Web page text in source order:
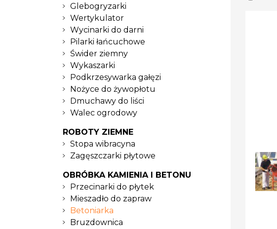
Glebogryzarki
Wertykulator
Wycinarki do darni
Pilarki łańcuchowe
Świder ziemny
Wykaszarki
Podkrzesywarka gałęzi
Nożyce do żywopłotu
Dmuchawy do liści
Walec ogrodowy
ROBOTY ZIEMNE
Stopa wibracyna
Zagęszczarki płytowe
OBRÓBKA KAMIENIA I BETONU
Przecinarki do płytek
Mieszadło do zapraw
Betoniarka
Bruzdownica